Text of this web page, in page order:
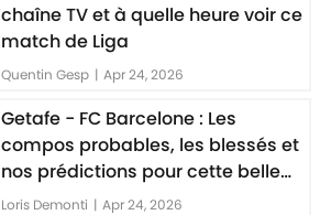
chaîne TV et à quelle heure voir ce
match de Liga
Quentin Gesp | Apr 24, 2026
Getafe - FC Barcelone : Les
compos probables, les blessés et
nos prédictions pour cette belle
affiche de Liga
Loris Demonti | Apr 24, 2026